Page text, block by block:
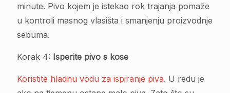
minute. Pivo kojem je istekao rok trajanja pomaže
u kontroli masnog vlasišta i smanjenju proizvodnje
sebuma.
Korak 4: Isperite pivo s kose
Koristite hladnu vodu za ispiranje piva. U redu je